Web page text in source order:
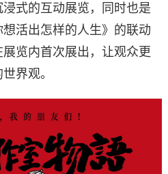
式的互动展览，同时也是
活出怎样的人生》的联动
览内首次展出，让观众更
界观。